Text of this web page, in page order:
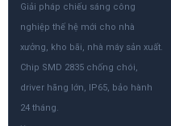
Giải pháp chiếu sáng công
nghiệp thế hệ mới cho nhà
xưởng, kho bãi, nhà máy sản xuất.
Chip SMD 2835 chống chói,
driver hãng lớn, IP65, bảo hành
24 tháng.